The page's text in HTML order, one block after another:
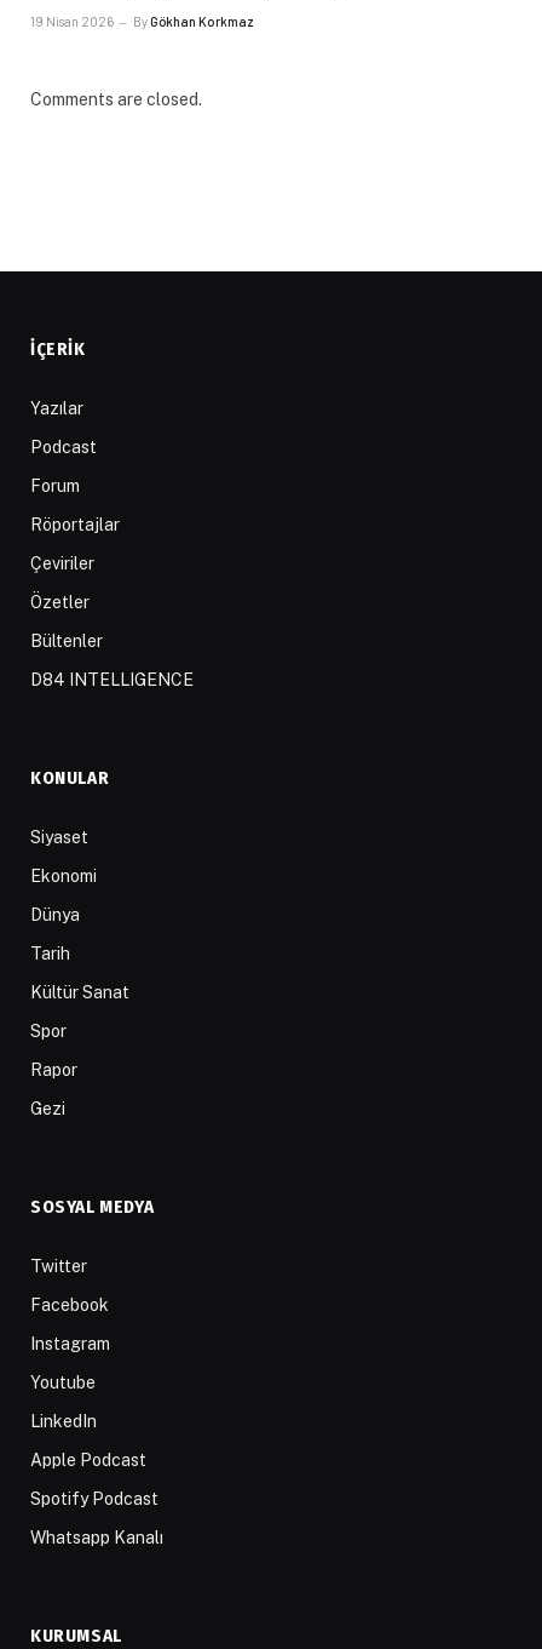
19 Nisan 2026 ByGökhan Korkmaz
Comments are closed.
İÇERIK
Yazılar
Podcast
Forum
Röportajlar
Çeviriler
Özetler
Bültenler
D84 INTELLIGENCE
KONULAR
Siyaset
Ekonomi
Dünya
Tarih
Kültür Sanat
Spor
Rapor
Gezi
SOSYAL MEDYA
Twitter
Facebook
Instagram
Youtube
LinkedIn
Apple Podcast
Spotify Podcast
Whatsapp Kanalı
KURUMSAL